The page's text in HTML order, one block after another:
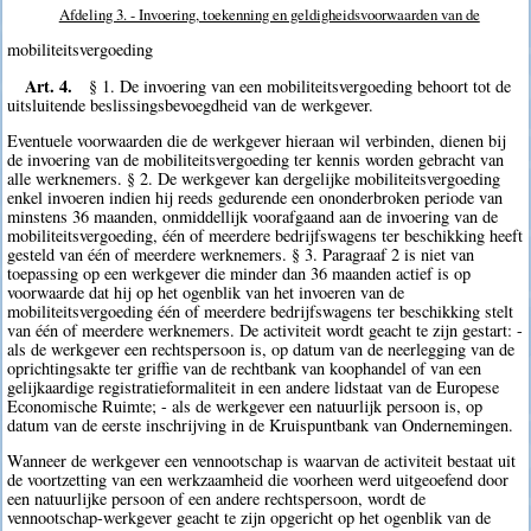
Afdeling 3. - Invoering, toekenning en geldigheidsvoorwaarden van de
mobiliteitsvergoeding
Art. 4.
§ 1. De invoering van een mobiliteitsvergoeding behoort tot de
uitsluitende beslissingsbevoegdheid van de werkgever.
Eventuele voorwaarden die de werkgever hieraan wil verbinden, dienen bij
de invoering van de mobiliteitsvergoeding ter kennis worden gebracht van
alle werknemers. § 2. De werkgever kan dergelijke mobiliteitsvergoeding
enkel invoeren indien hij reeds gedurende een ononderbroken periode van
minstens 36 maanden, onmiddellijk voorafgaand aan de invoering van de
mobiliteitsvergoeding, één of meerdere bedrijfswagens ter beschikking heeft
gesteld van één of meerdere werknemers. § 3. Paragraaf 2 is niet van
toepassing op een werkgever die minder dan 36 maanden actief is op
voorwaarde dat hij op het ogenblik van het invoeren van de
mobiliteitsvergoeding één of meerdere bedrijfswagens ter beschikking stelt
van één of meerdere werknemers. De activiteit wordt geacht te zijn gestart: -
als de werkgever een rechtspersoon is, op datum van de neerlegging van de
oprichtingsakte ter griffie van de rechtbank van koophandel of van een
gelijkaardige registratieformaliteit in een andere lidstaat van de Europese
Economische Ruimte; - als de werkgever een natuurlijk persoon is, op
datum van de eerste inschrijving in de Kruispuntbank van Ondernemingen.
Wanneer de werkgever een vennootschap is waarvan de activiteit bestaat uit
de voortzetting van een werkzaamheid die voorheen werd uitgeoefend door
een natuurlijke persoon of een andere rechtspersoon, wordt de
vennootschap-werkgever geacht te zijn opgericht op het ogenblik van de